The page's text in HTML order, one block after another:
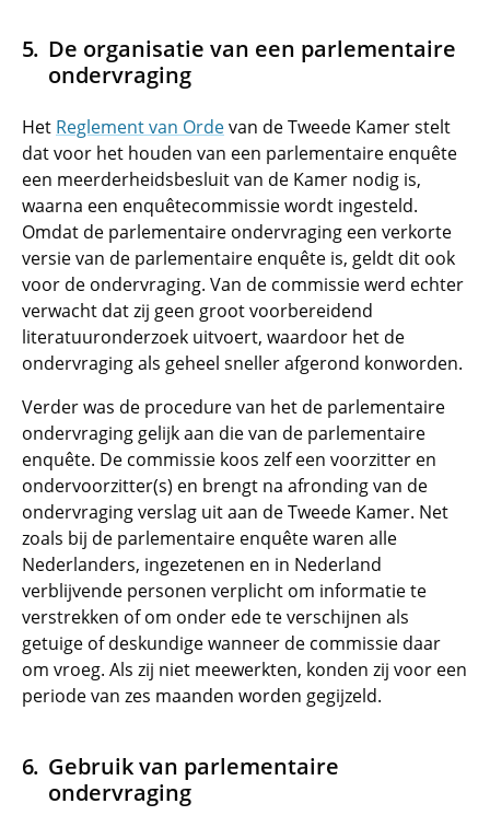
De organisatie van een parlementaire
ondervraging
Het Reglement van Ordevan de Tweede Kamer stelt
dat voor het houden van een parlementaire enquête
een meerderheidsbesluit van de Kamer nodig is,
waarna een enquêtecommissie wordt ingesteld.
Omdat de parlementaire ondervraging een verkorte
versie van de parlementaire enquête is, geldt dit ook
voor de ondervraging. Van de commissie werd echter
verwacht dat zij geen groot voorbereidend
literatuuronderzoek uitvoert, waardoor het de
ondervraging als geheel sneller afgerond konworden.
Verder was de procedure van het de parlementaire
ondervraging gelijk aan die van de parlementaire
enquête. De commissie koos zelf een voorzitter en
ondervoorzitter(s) en brengt na afronding van de
ondervraging verslag uit aan de Tweede Kamer. Net
zoals bij de parlementaire enquête waren alle
Nederlanders, ingezetenen en in Nederland
verblijvende personen verplicht om informatie te
verstrekken of om onder ede te verschijnen als
getuige of deskundige wanneer de commissie daar
om vroeg. Als zij niet meewerkten, konden zij voor een
periode van zes maanden worden gegijzeld.
Gebruik van parlementaire
ondervraging